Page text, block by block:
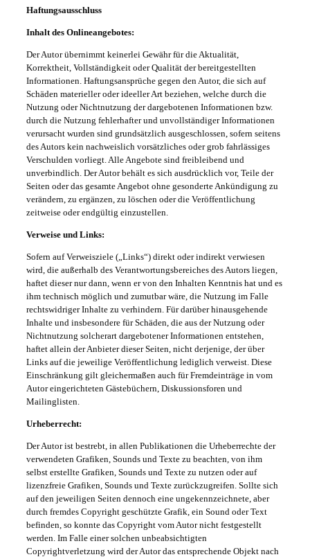
Haftungsausschluss
Inhalt des Onlineangebotes:
Der Autor übernimmt keinerlei Gewähr für die Aktualität,
Korrektheit, Vollständigkeit oder Qualität der bereitgestellten
Informationen. Haftungsansprüche gegen den Autor, die sich auf
Schäden materieller oder ideeller Art beziehen, welche durch die
Nutzung oder Nichtnutzung der dargebotenen Informationen bzw.
durch die Nutzung fehlerhafter und unvollständiger Informationen
verursacht wurden sind grundsätzlich ausgeschlossen, sofern seitens
des Autors kein nachweislich vorsätzliches oder grob fahrlässiges
Verschulden vorliegt. Alle Angebote sind freibleibend und
unverbindlich. Der Autor behält es sich ausdrücklich vor, Teile der
Seiten oder das gesamte Angebot ohne gesonderte Ankündigung zu
verändern, zu ergänzen, zu löschen oder die Veröffentlichung
zeitweise oder endgültig einzustellen.
Verweise und Links:
Sofern auf Verweisziele („Links“) direkt oder indirekt verwiesen
wird, die außerhalb des Verantwortungsbereiches des Autors liegen,
haftet dieser nur dann, wenn er von den Inhalten Kenntnis hat und es
ihm technisch möglich und zumutbar wäre, die Nutzung im Falle
rechtswidriger Inhalte zu verhindern. Für darüber hinausgehende
Inhalte und insbesondere für Schäden, die aus der Nutzung oder
Nichtnutzung solcherart dargebotener Informationen entstehen,
haftet allein der Anbieter dieser Seiten, nicht derjenige, der über
Links auf die jeweilige Veröffentlichung lediglich verweist. Diese
Einschränkung gilt gleichermaßen auch für Fremdeinträge in vom
Autor eingerichteten Gästebüchern, Diskussionsforen und
Mailinglisten.
Urheberrecht:
Der Autor ist bestrebt, in allen Publikationen die Urheberrechte der
verwendeten Grafiken, Sounds und Texte zu beachten, von ihm
selbst erstellte Grafiken, Sounds und Texte zu nutzen oder auf
lizenzfreie Grafiken, Sounds und Texte zurückzugreifen. Sollte sich
auf den jeweiligen Seiten dennoch eine ungekennzeichnete, aber
durch fremdes Copyright geschützte Grafik, ein Sound oder Text
befinden, so konnte das Copyright vom Autor nicht festgestellt
werden. Im Falle einer solchen unbeabsichtigten
Copyrightverletzung wird der Autor das entsprechende Objekt nach